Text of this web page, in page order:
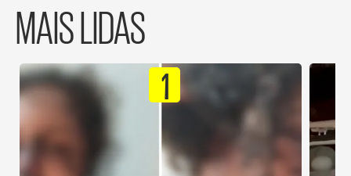
MAIS LIDAS
1